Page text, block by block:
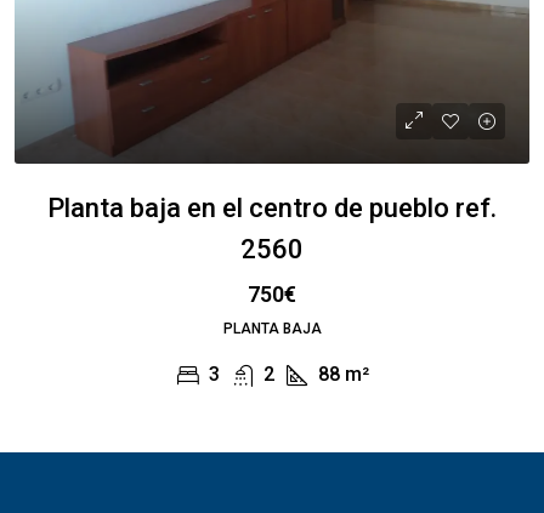
Planta baja en el centro de pueblo ref.
2560
750€
PLANTA BAJA
3 2 88 m²